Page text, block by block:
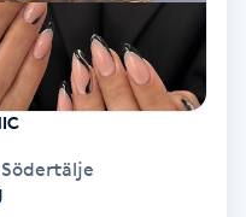
Södertälje